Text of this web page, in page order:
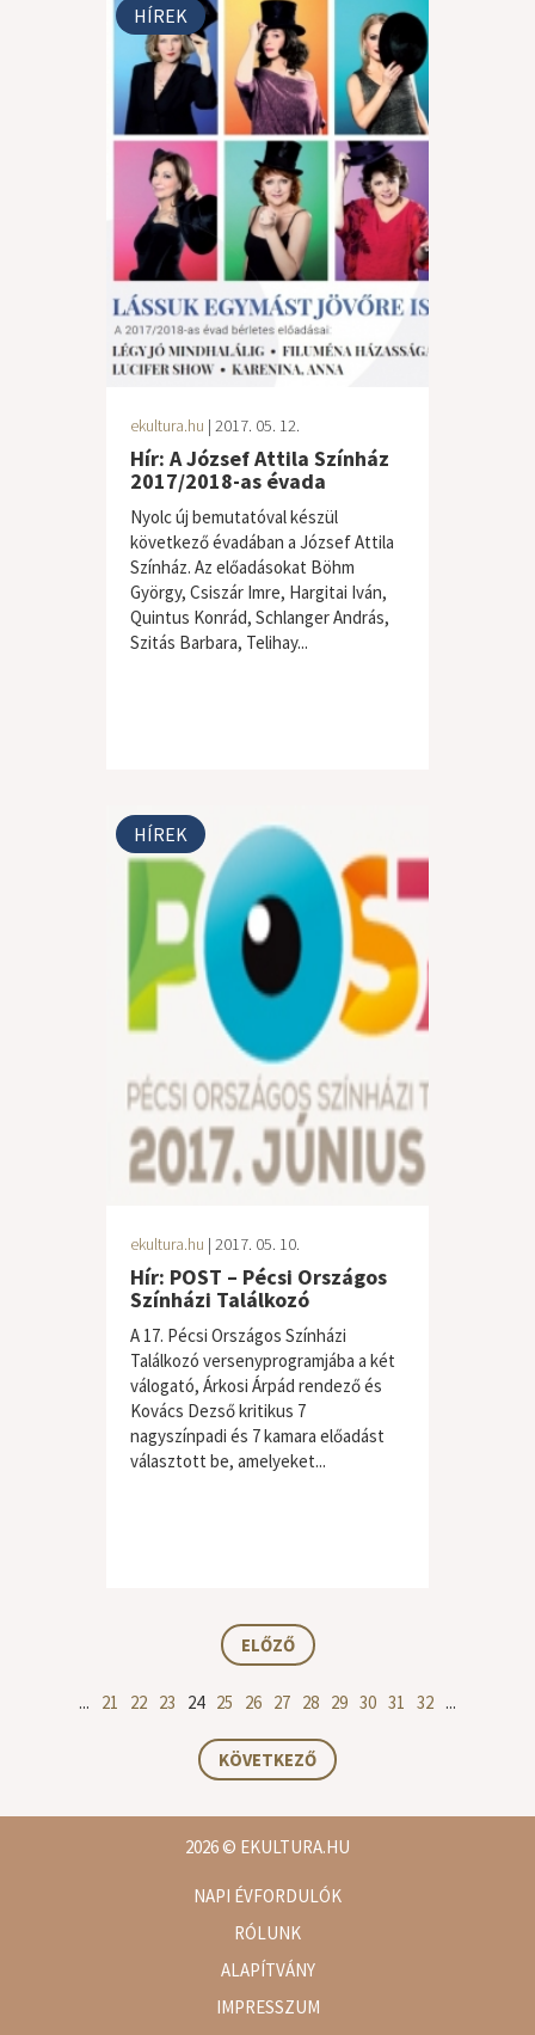
HÍREK
ekultura.hu | 2017. 05. 12.
Hír: A József Attila Színház
2017/2018-as évada
Nyolc új bemutatóval készül
következő évadában a József Attila
Színház. Az előadásokat Böhm
György, Csiszár Imre, Hargitai Iván,
Quintus Konrád, Schlanger András,
Szitás Barbara, Telihay...
HÍREK
ekultura.hu | 2017. 05. 10.
Hír: POST – Pécsi Országos
Színházi Találkozó
A 17. Pécsi Országos Színházi
Találkozó versenyprogramjába a két
válogató, Árkosi Árpád rendező és
Kovács Dezső kritikus 7
nagyszínpadi és 7 kamara előadást
választott be, amelyeket...
ELŐZŐ
... 21 22 23 24 25 26 27 28 29 30 31 32 ...
KÖVETKEZŐ
2026© EKULTURA.HU
NAPI ÉVFORDULÓK
RÓLUNK
ALAPÍTVÁNY
IMPRESSZUM